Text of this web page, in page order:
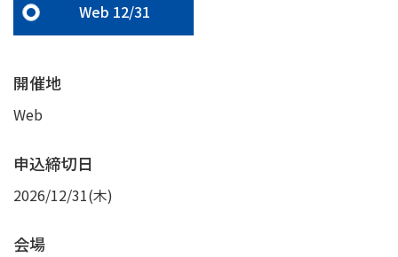
Web 12/31
開催地
Web
申込締切日
2026/12/31(木)
会場